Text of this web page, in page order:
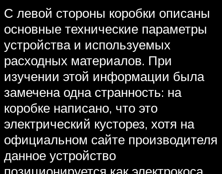
С левой стороны коробки описаны
основные технические параметры
устройства и используемых
расходных материалов. При
изучении этой информации была
замечена одна странность: на
коробке написано, что это
электрический кусторез, хотя на
официальном сайте производителя
данное устройство